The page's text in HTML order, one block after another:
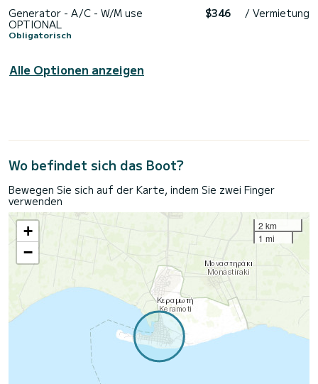
Generator - A/C - W/M use
OPTIONAL
Obligatorisch
$346 / Vermietung
Alle Optionen anzeigen
Wo befindet sich das Boot?
Bewegen Sie sich auf der Karte, indem Sie zwei Finger
verwenden
+
−
2 km
1 mi